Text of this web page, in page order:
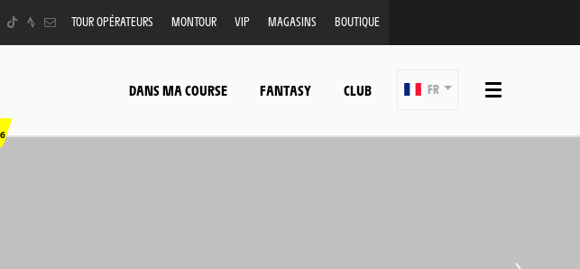
TOUR OPÉRATEURS MONTOUR VIP MAGASINS BOUTIQUE
DANS MA COURSE FANTASY CLUB FR